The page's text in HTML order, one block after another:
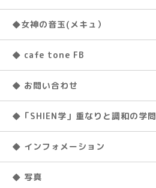
◆女神の音玉(メキュ）
◆ cafe tone FB
◆ お問い合わせ
◆「SHIEN学」重なりと調和の学問
◆ インフォメーション
◆ 写真